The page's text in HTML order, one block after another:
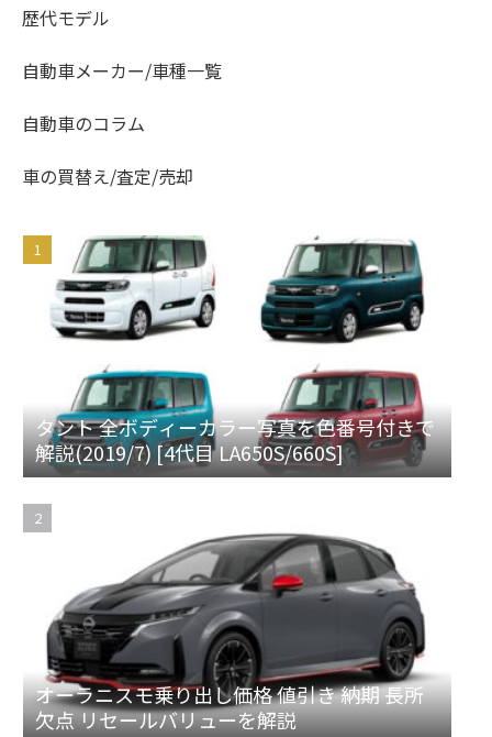
歴代モデル
自動車メーカー/車種一覧
自動車のコラム
車の買替え/査定/売却
タント 全ボディーカラー写真を色番号付きで
解説(2019/7) [4代目 LA650S/660S]
オーラニスモ乗り出し価格 値引き 納期 長所
欠点 リセールバリューを解説